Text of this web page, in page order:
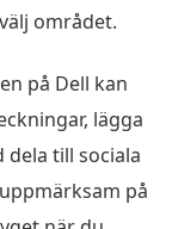
området.
på Dell kan
lägga
till sociala
på